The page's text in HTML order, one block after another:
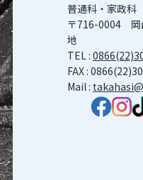
普通科・家政科
〒716-0004 岡
地
TEL :
FAX :
Mail :